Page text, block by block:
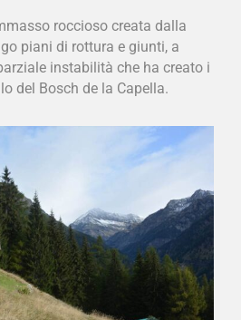
roccioso creata dalla
piani di rottura e giunti, a
instabilità che ha creato i
del Bosch de la Capella.